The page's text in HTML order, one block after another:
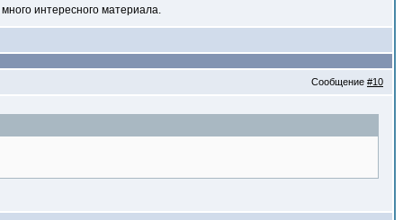
интересного материала.
Сообщение #10